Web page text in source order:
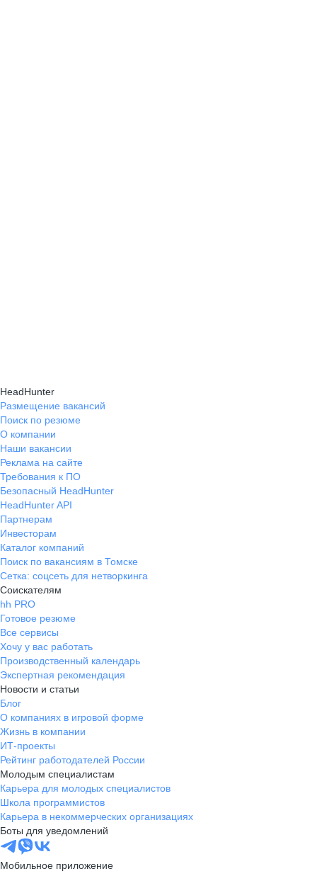
HeadHunter
Размещение вакансий
Поиск по резюме
О компании
Наши вакансии
Реклама на сайте
Требования к ПО
Безопасный HeadHunter
HeadHunter API
Партнерам
Инвесторам
Каталог компаний
Поиск по вакансиям в Томске
Сетка: соцсеть для нетворкинга
Соискателям
hh PRO
Готовое резюме
Все сервисы
Хочу у вас работать
Производственный календарь
Экспертная рекомендация
Новости и статьи
Блог
О компаниях в игровой форме
Жизнь в компании
ИТ-проекты
Рейтинг работодателей России
Молодым специалистам
Карьера для молодых специалистов
Школа программистов
Карьера в некоммерческих организациях
Боты для уведомлений
Мобильное приложение